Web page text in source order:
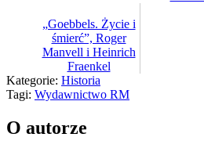
„Goebbels. Życie i
śmierć”, Roger
Manvell i Heinrich
Fraenkel
Kategorie: Historia
Tagi: Wydawnictwo RM
O autorze